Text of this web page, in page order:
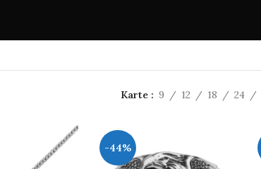
Karte 9 12 18 24
-44%